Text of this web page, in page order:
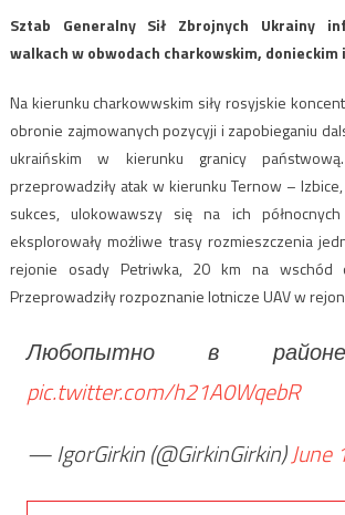
Sztab Generalny Sił Zbrojnych Ukrainy
walkach w obwodach charkowskim, donieckim
Na kierunku charkowwskim siły rosyjskie
obronie zajmowanych pozycyji i zapobieganiu
ukraińskim w kierunku granicy
przeprowadziły atak w kierunku Ternow –
sukces, ulokowawszy się na ich
eksplorowały możliwe trasy rozmieszczenia
rejonie osady Petriwka, 20 km na wschód
Przeprowadziły rozpoznanie lotnicze UAV w
Любопытно в
pic.twitter.com/h21A0WqebR
— IgorGirkin (@GirkinGirkin)June